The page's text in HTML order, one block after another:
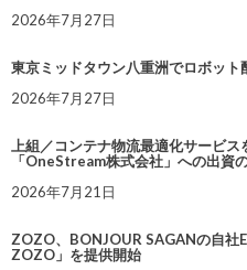
2026年7月27日
東京ミッドタウン八重洲でロボット
2026年7月27日
上組／コンテナ物流最適化サービ
「OneStream株式会社」への出資
2026年7月21日
ZOZO、BONJOUR SAGANの自
ZOZO」を提供開始